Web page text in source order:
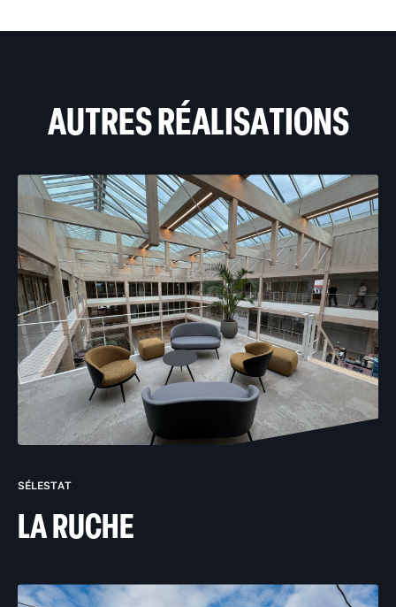
AUTRES RÉALISATIONS
SÉLESTAT
LA RUCHE